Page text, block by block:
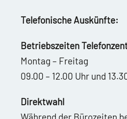
Telefonische Auskünfte:
Betriebszeiten
Montag – Freitag
09.00 – 12.00 Uhr und
Direktwahl